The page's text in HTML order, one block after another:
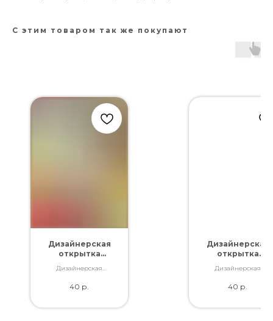
С этим товаром так же покупают
Дизайнерская
открытка
Дизайнерская
качество. Дополнит
40 р.
Дизайнерская
открытка
любимой"
Дизайнерская
качество. Дополнит
40 р.